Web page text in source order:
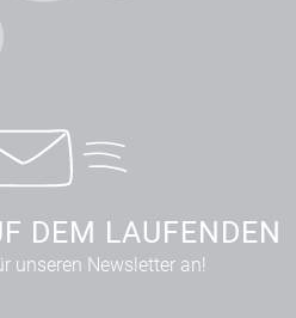
DEM LAUFENDEN
unseren Newsletter an!